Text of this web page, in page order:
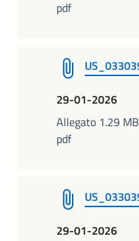
pdf
29-01-2026
Allegato 1.29
pdf
29-01-2026